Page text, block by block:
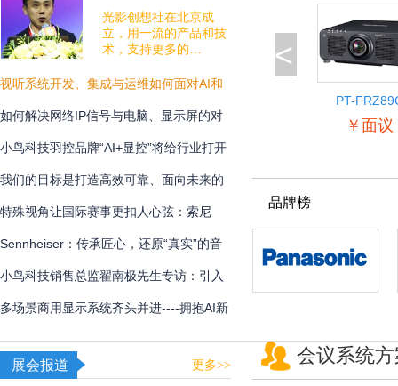
光影创想社在北京成
立，用一流的产品和技
术，支持更多的…
视听系统开发、集成与运维如何面对AI和
安全的挑战？
如何解决网络IP信号与电脑、显示屏的对
接难题？
小鸟科技羽控品牌“AI+显控”将给行业打开
怎样的新未来？
我们的目标是打造高效可靠、面向未来的
专业通讯解决方案
特殊视角让国际赛事更扣人心弦：索尼
BRC-AM7在宁波射击世界杯中的系统化应
用
Sennheiser：传承匠心，还原“真实”的音
频体验
小鸟科技销售总监翟南极先生专访：引入
AI，在新赛道甩开竞争对手
多场景商用显示系统齐头并进----拥抱AI新
时代，不断提升商显技术和显示效果
<
PT-
￥面议
品牌榜
展会报道 更多>> 会议系统